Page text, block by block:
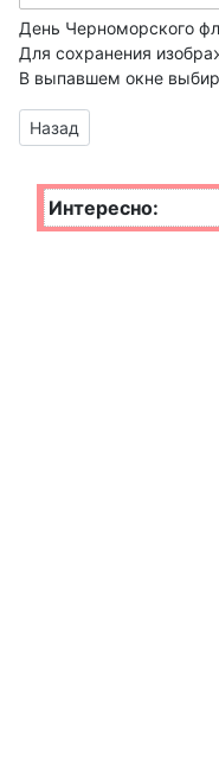
День
День
День ЗРВ
День ВМФ
День войск
День Черноморского
Для сохранения
В выпавшем окне
Предыдущий
Назад
Интересно: